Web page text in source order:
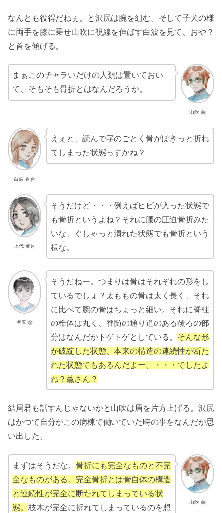
なんとも役得だねぇ。と沢尻は腕を組む。そして子犬の様
に両手を膝に乗せ山吹に視線を伸ばす白波を見て、おや？
と首を傾げる。
山吹 薫
まぁこのチャラいだけの人類は置いておい
て、そもそも骨折とはなんだろうか。
白波 百合
えぇと、読んで字のごとく骨がぽきっと折れ
てしまった状態っすかね？
上代 葉月
そうだけど・・・例えばヒビが入った状態で
も骨折というよね？それに腰の圧迫骨折みた
いな、ぐしゃっと潰れた状態でも骨折という
様な。
沢尻 悠
そうだねー。つまりは骨はそれぞれの形をし
ているでしょ？太ももの骨は太く長く、それ
に比べて腕の骨はちょっと細い。それに脊柱
の椎体は丸く、脊髄の通り道のある後ろの部
分はなんだかトゲトゲとしている。 そんな形
が破綻した状態、本来の構造の連続性が断た
れた状態でもあるんだよー。・・・でしたよ
ね？薫さん？
結局君も話すんじゃないかと山吹は眉を片方上げる。沢尻
はかつて自分がこの病棟で働いていた時の事をなんだか思
い出した。
山吹 薫
まずはそうだな。 骨折にも完全なものと不完
全なものがある。完全骨折とは骨自体の構造
と連続性が完全に断たれてしまっている状
態。 枝木が完全に折れてしまっているのを想